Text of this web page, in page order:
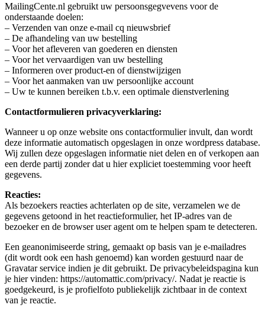
MailingCente.nl gebruikt uw persoonsgegvevens voor de
onderstaande doelen:
– Verzenden van onze e-mail cq nieuwsbrief
– De afhandeling van uw bestelling
– Voor het afleveren van goederen en diensten
– Voor het vervaardigen van uw bestelling
– Informeren over product-en of dienstwijzigen
– Voor het aanmaken van uw persoonlijke account
– Uw te kunnen bereiken t.b.v. een optimale dienstverlening
Contactformulieren privacyverklaring:
Wanneer u op onze website ons contactformulier invult, dan wordt
deze informatie automatisch opgeslagen in onze wordpress database.
Wij zullen deze opgeslagen informatie niet delen en of verkopen aan
een derde partij zonder dat u hier expliciet toestemming voor heeft
gegevens.
Reacties:
Als bezoekers reacties achterlaten op de site, verzamelen we de
gegevens getoond in het reactieformulier, het IP-adres van de
bezoeker en de browser user agent om te helpen spam te detecteren.
Een geanonimiseerde string, gemaakt op basis van je e-mailadres
(dit wordt ook een hash genoemd) kan worden gestuurd naar de
Gravatar service indien je dit gebruikt. De privacybeleidspagina kun
je hier vinden: https://automattic.com/privacy/. Nadat je reactie is
goedgekeurd, is je profielfoto publiekelijk zichtbaar in de context
van je reactie.